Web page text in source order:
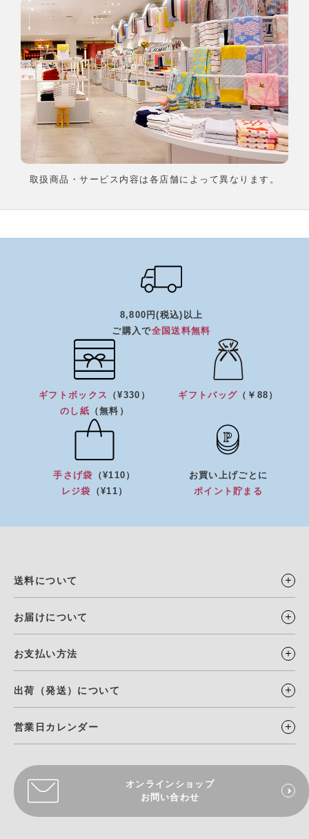
取扱商品・サービス内容は各店舗によって異なります。
8,800円(税込)以上
ご購入で全国送料無料
ギフトボックス
（¥330）
のし紙 （無料）
ギフトバッグ （￥88）
手さげ袋
（¥110）
レジ袋
（¥11）
お買い上げごとに
ポイント貯まる
送料について
お届けについて
お支払い方法
出荷（発送）について
営業日カレンダー
オンラインショップ
お問い合わせ